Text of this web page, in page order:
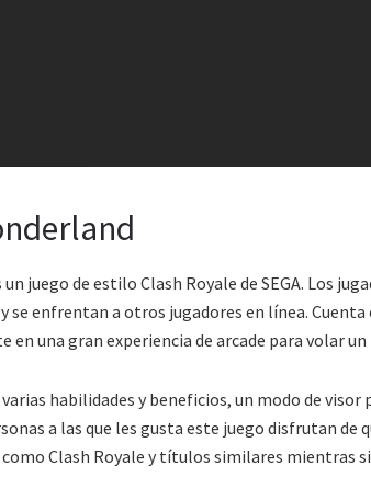
juego de estilo Clash Royale de SEGA. Los
se enfrentan a otros jugadores en línea.
en una gran experiencia de arcade para volar
habilidades y beneficios, un modo de visor
a las que les gusta este juego disfrutan de
Clash Royale y títulos similares mientras